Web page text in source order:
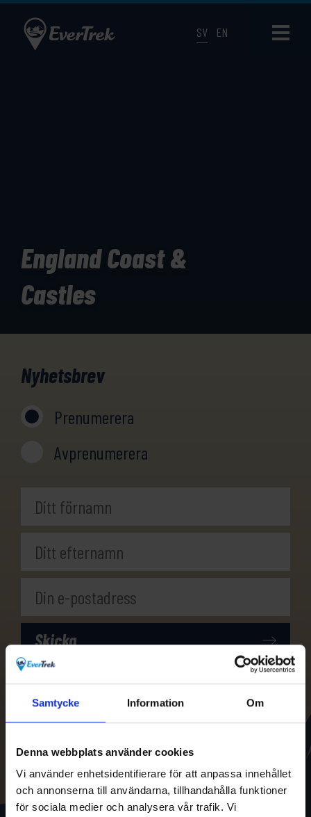
Samtycke Information Om
Denna webbplats använder cookies
Vi använder enhetsidentifierare för att anpassa innehållet
och annonserna till användarna, tillhandahålla funktioner
för sociala medier och analysera vår trafik. Vi
SV EN
England Coast &
Castles
Nyhetsbrev
Prenumerera
Avprenumerera